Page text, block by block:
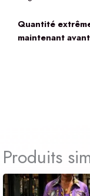
Quantité
maintenant
Produits